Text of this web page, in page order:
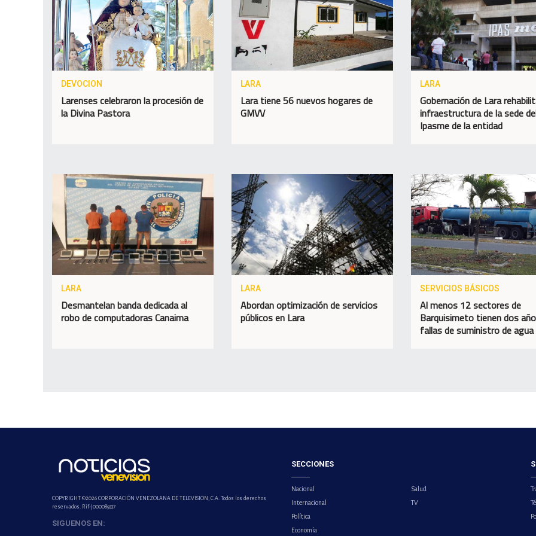
DEVOCION
Larenses celebraron la procesión de
la Divina Pastora
LARA
Lara tiene 56 nuevos hogares de
GMVV
LARA
Gobernación de Lara
infraestructura de la sede
Ipasme de la entidad
LARA
Desmantelan banda dedicada al
robo de computadoras Canaima
LARA
Abordan optimización de servicios
públicos en Lara
SERVICIOS BÁSICOS
Al menos 12 sectores de
Barquisimeto tienen dos
fallas de suministro de agua
COPYRIGHT ©2026 CORPORACIÓN VENEZOLANA DE TELEVISION, C.A. Todos los derechos
reservados. Rif-j000089337
SIGUENOS EN:
SECCIONES
Nacional
Internacional
Política
Economía
Salud
TV